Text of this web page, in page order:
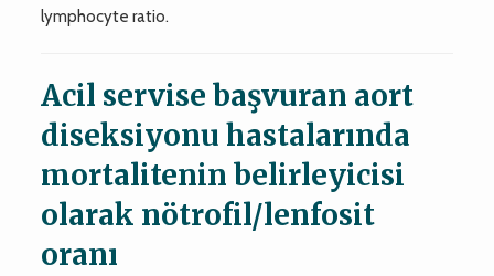
lymphocyte ratio.
Acil servise başvuran aort
diseksiyonu hastalarında
mortalitenin belirleyicisi
olarak nötrofil/lenfosit
oranı